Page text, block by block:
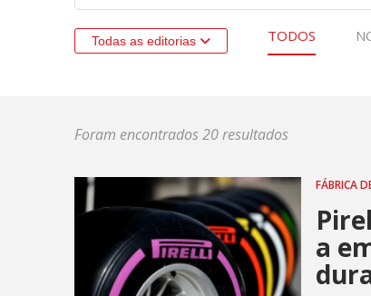
Todas as editorias TODOS
Foram encontrados 20 resultados
FÁBRICA
a